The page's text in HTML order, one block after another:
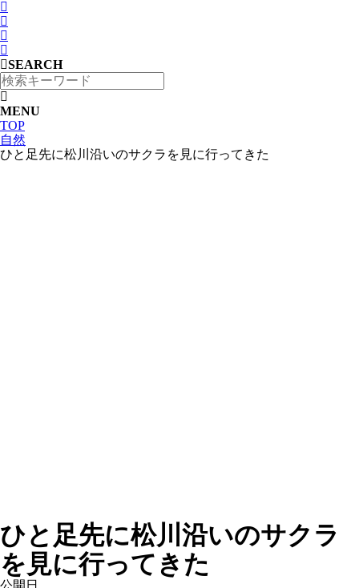
SEARCH
MENU
TOP
自然
ひと足先に松川沿いのサクラを見に行ってきた
ひと足先に松川沿いのサクラ
を見に行ってきた
公開日